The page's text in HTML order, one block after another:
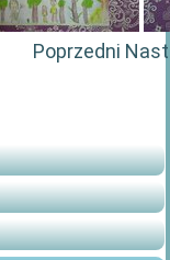
Poprzedni